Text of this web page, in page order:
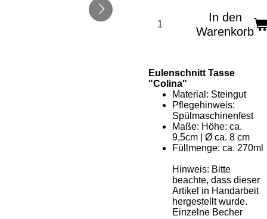
In den
Warenkorb
Eulenschnitt Tasse
"Colina"
Material: Steingut
Pflegehinweis:
Spülmaschinenfest
Maße: Höhe: ca.
9,5cm | Ø ca. 8 cm
Füllmenge: ca. 270ml
Hinweis: Bitte
beachte, dass dieser
Artikel in Handarbeit
hergestellt wurde.
Einzelne Becher